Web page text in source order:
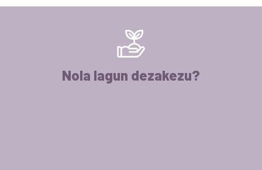
Nola lagun dezakezu?